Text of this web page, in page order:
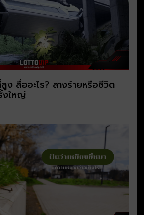
ง สื่ออะไร? ลางร้ายหรือชีวิต
งใหญ่